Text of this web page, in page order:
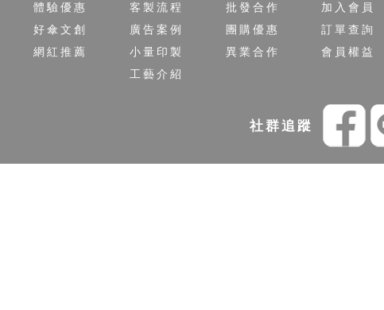
體驗優惠
好傘文創
網紅推薦
客製流程
廣告案例
小量印製
工藝介紹
批發合作
團購優惠
異業合作
加入會員
訂單查詢
會員權益
社群追蹤